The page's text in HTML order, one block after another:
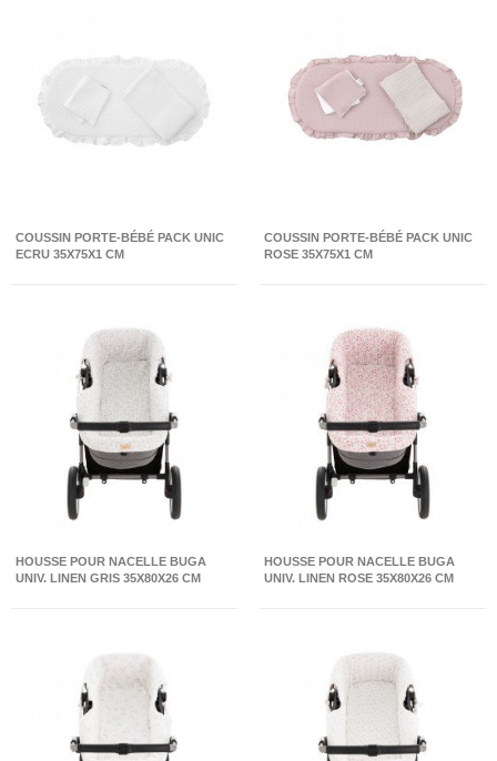
COUSSIN PORTE-BÉBÉ PACK UNIC
ECRU 35X75X1 CM
COUSSIN PORTE-BÉBÉ PACK UNIC
ROSE 35X75X1 CM
HOUSSE POUR NACELLE BUGA
UNIV. LINEN GRIS 35X80X26 CM
HOUSSE POUR NACELLE BUGA
UNIV. LINEN ROSE 35X80X26 CM